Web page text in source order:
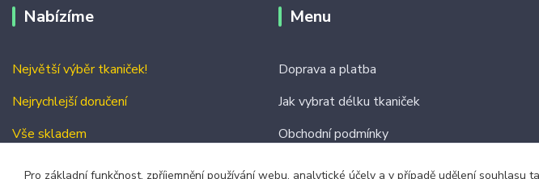
Nabízíme
Největší výběr tkaniček!
Nejrychlejší doručení
Vše skladem
Menu
Doprava a platba
Jak vybrat délku tkaniček
Obchodní podmínky
Pro základní funkčnost, zpříjemnění používání webu, analytické účely a v případě udělení